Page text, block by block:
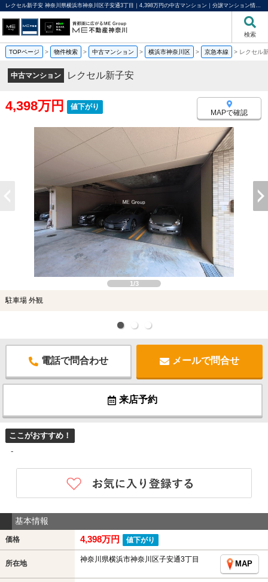
レクセル新子安 神奈川県横浜市神奈川区子安通3丁目｜4,398万円の中古マンション｜分譲マンション情報｜ME不動産神奈川
検索
TOPページ > 物件検索 > 中古マンション > 横浜市神奈川区 > 京急本線 > レクセル
中古マンション レクセル新子安
4,398万円 値下がり
MAPで確認
1/3
駐車場 外観
電話で問合わせ メールで問合せ
来店予約
ここがおすすめ！
-
基本情報
価格 4,398万円 値下がり
所在地 神奈川県横浜市神奈川区子安通3丁目
MAP